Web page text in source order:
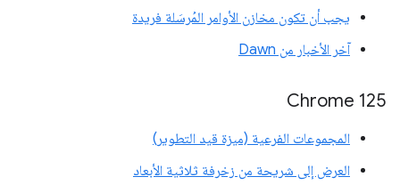
يجب أن تكون مخازن الأوامر المُرسَلة فريدة
آخر الأخبار من Dawn
‫Chrome 125
المجموعات الفرعية (ميزة قيد التطوير)
العرض إلى شريحة من زخرفة ثلاثية الأبعاد